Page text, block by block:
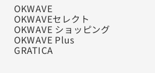
OKWAVE
OKWAVEセレクト
OKWAVE ショッピング
OKWAVE Plus
GRATICA